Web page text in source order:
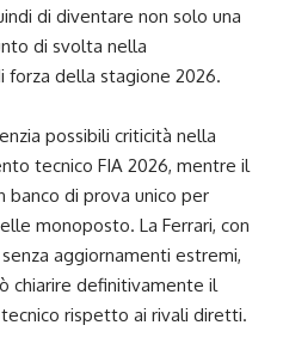
di diventare non solo una
di svolta nella
forza della stagione 2026.
possibili criticità nella
tecnico FIA 2026, mentre il
banco di prova unico per
monoposto. La Ferrari, con
aggiornamenti estremi,
chiarire definitivamente il
rispetto ai rivali diretti.